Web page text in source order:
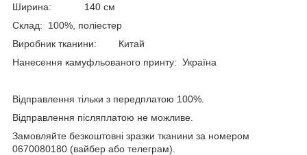
Ширина: 140 см
Склад: 100%, поліестер
Виробник тканини: Китай
Нанесення камуфльованого принту: Україна
Відправлення тільки з передплатою 100%.
Відправлення післяплатою не можливе.
Замовляйте безкоштовні зразки тканини за номером
0670080180 (вайбер або телеграм).